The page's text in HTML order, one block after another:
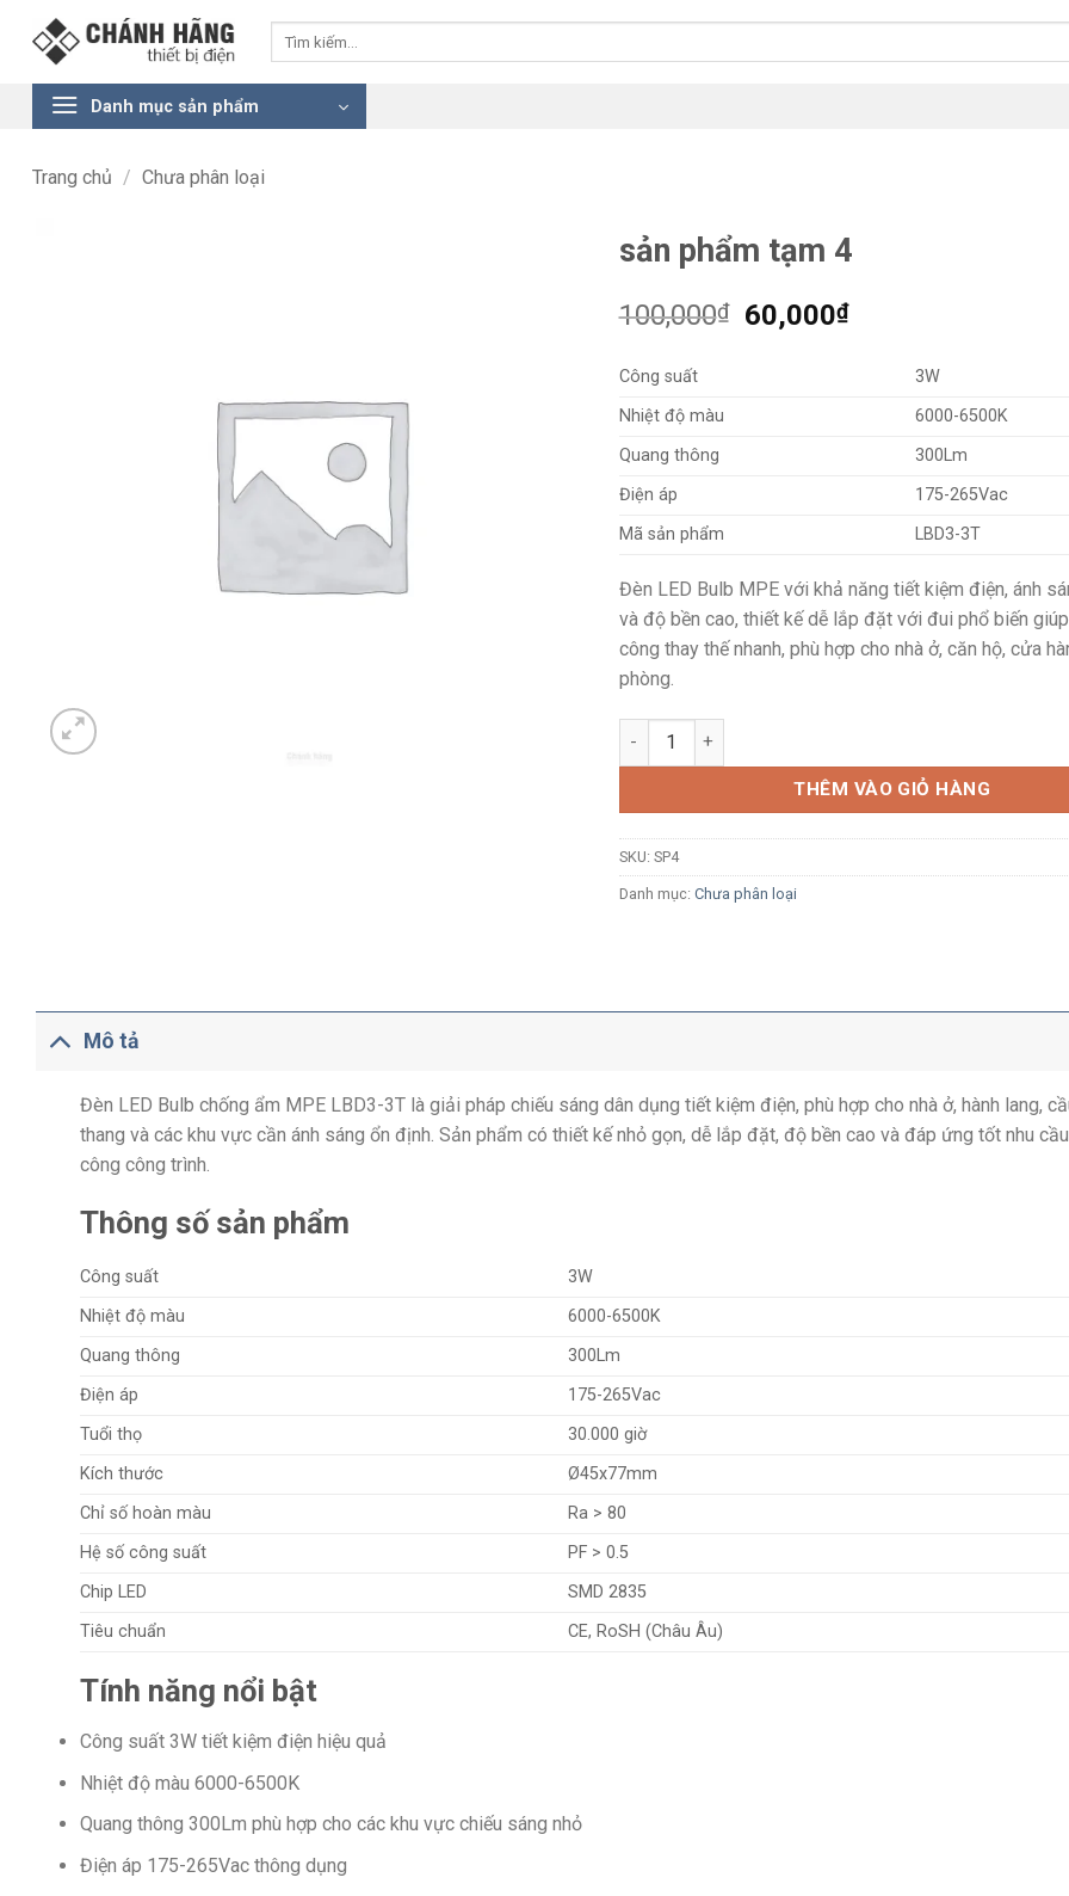
Danh mục sản phẩm
Trang chủ / Chưa phân loại
sản phẩm tạm 4
100,000₫
Giá
60,000₫Giá
60,000₫.
Công suất
3W
Nhiệt độ màu
6000-6500K
Quang thông
300Lm
Điện áp
175-265Vac
Mã sản phẩm
LBD3-3T
Đèn LED Bulb MPE với khả năng tiết kiệm điện, ánh
và độ bền cao, thiết kế dễ lắp đặt với đui phổ biến
công thay thế nhanh, phù hợp cho nhà ở, căn hộ, cửa
phòng.
sản phẩm tạm 4 số lượng
THÊM VÀO GIỎ HÀNG
SKU: SP4
Danh mục: Chưa phân loại
Mô tả
Đèn LED Bulb chống ẩm MPE LBD3-3T là giải pháp chiếu sáng dân dụng tiết kiệm điện, phù hợp cho nhà ở, hành lang,
thang và các khu vực cần ánh sáng ổn định. Sản phẩm có thiết kế nhỏ gọn, dễ lắp đặt, độ bền cao và đáp ứng tốt nhu
công công trình.
Thông số sản phẩm
Công suất
3W
Nhiệt độ màu
6000-6500K
Quang thông
300Lm
Điện áp
175-265Vac
Tuổi thọ
30.000 giờ
Kích thước
Ø45x77mm
Chỉ số hoàn màu
Ra > 80
Hệ số công suất
PF > 0.5
Chip LED
SMD 2835
Tiêu chuẩn
CE, RoSH (Châu Âu)
Tính năng nổi bật
Công suất 3W tiết kiệm điện hiệu quả
Nhiệt độ màu 6000-6500K
Quang thông 300Lm phù hợp cho các khu vực chiếu sáng nhỏ
Điện áp 175-265Vac thông dụng